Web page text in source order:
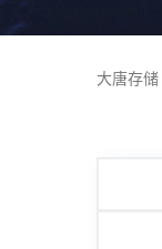
大唐存储